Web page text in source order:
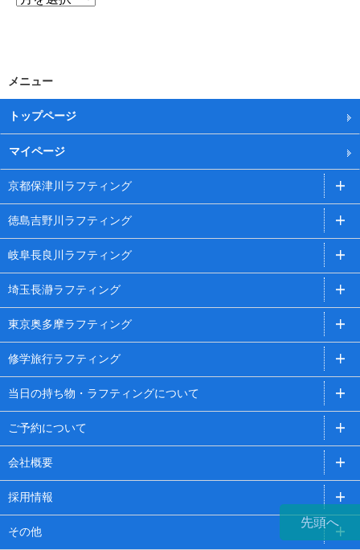
先頭へ
メニュー
トップページ
マイページ
京都保津川ラフティング
徳島吉野川ラフティング
岐阜長良川ラフティング
埼玉長瀞ラフティング
東京奥多摩ラフティング
修学旅行ラフティング
当日の持ち物・ラフティングについて
ご予約について
会社概要
採用情報
その他